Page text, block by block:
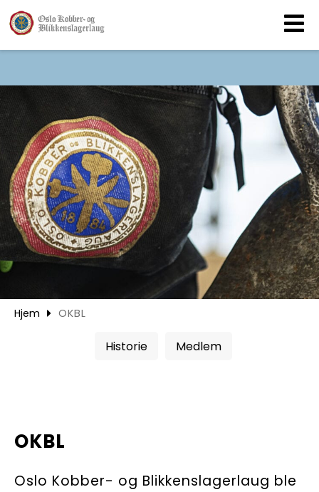
OKBL
AKTUELT
KONTAKT
FØLJ OSS PÅ
Hjem OKBL
Historie Medlem
OKBL
Oslo Kobber- og Blikkenslagerlaug ble